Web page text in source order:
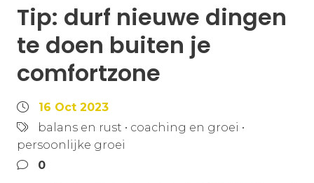
Tip: durf nieuwe dingen
te doen buiten je
comfortzone
16 Oct 2023
balans en rust • coaching en groei •
persoonlijke groei
0